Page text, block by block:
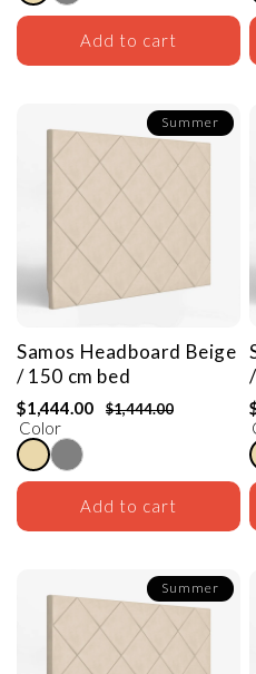
Add to cart
Summer
Samos Headboard Beige
/ 150 cm bed
$1,444.00 $1,444.00
Color
Add to cart
Summer